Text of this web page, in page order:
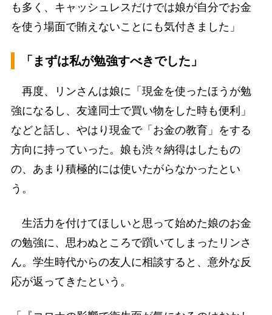
も多く、キャッシュレスだけでは娘が自分でお金
を使う場面で賄えないことにも気付きました」
「まずは私が勉強すべきでした」
再度、リンさんは娘に「現金を使ったほうが勉
強になるし、友達同士で買い物をした時も便利」
などと話し、やはり現金で「お金の教育」をする
方向に持っていった。娘も渋々納得はしたもの
の、あまり積極的には使いたがらなかったとい
う。
生活力を付けてほしいと思って始めた娘のお金
の勉強に、思わぬところで躓いてしまったリンさ
ん。学生時代からの友人に相談すると、意外な反
応が返ってきたという。